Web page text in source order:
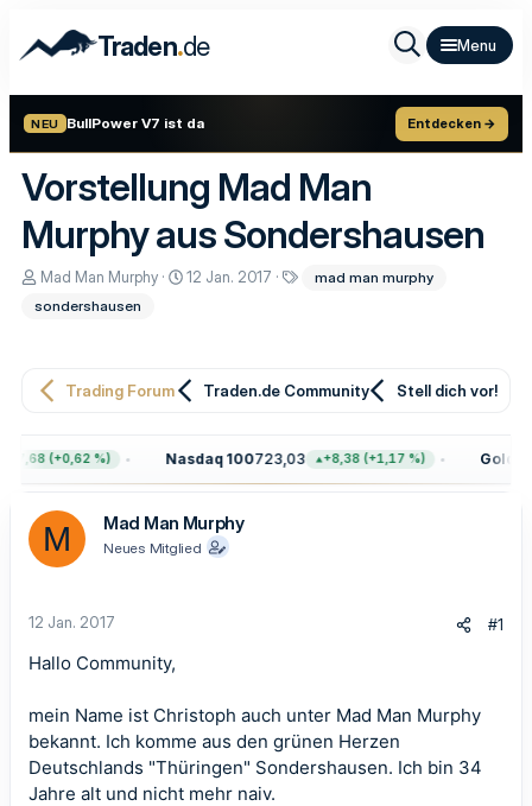
Traden.de
NEU BullPower V7 ist da Entdecken →
Vorstellung Mad Man
Murphy aus Sondershausen
E
s
l
Mad Man Murphy
E
l
t
12 Jan. 2017
w
e
mad man murphy
sondershausen
Trading Forum Traden.de Community Stell dich vor!
(+0,62 %) Nasdaq 100723,03 +8,38 (+1,17 %) Gold
M Mad Man Murphy
Neues Mitglied
12 Jan. 2017 #1
Hallo Community,
mein Name ist Christoph auch unter Mad Man Murphy
bekannt. Ich komme aus den grünen Herzen
Deutschlands "Thüringen" Sondershausen. Ich bin 34
Jahre alt und nicht mehr naiv.